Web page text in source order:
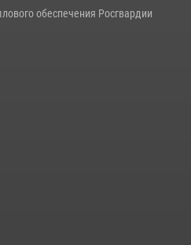
обеспечения Росгвардии